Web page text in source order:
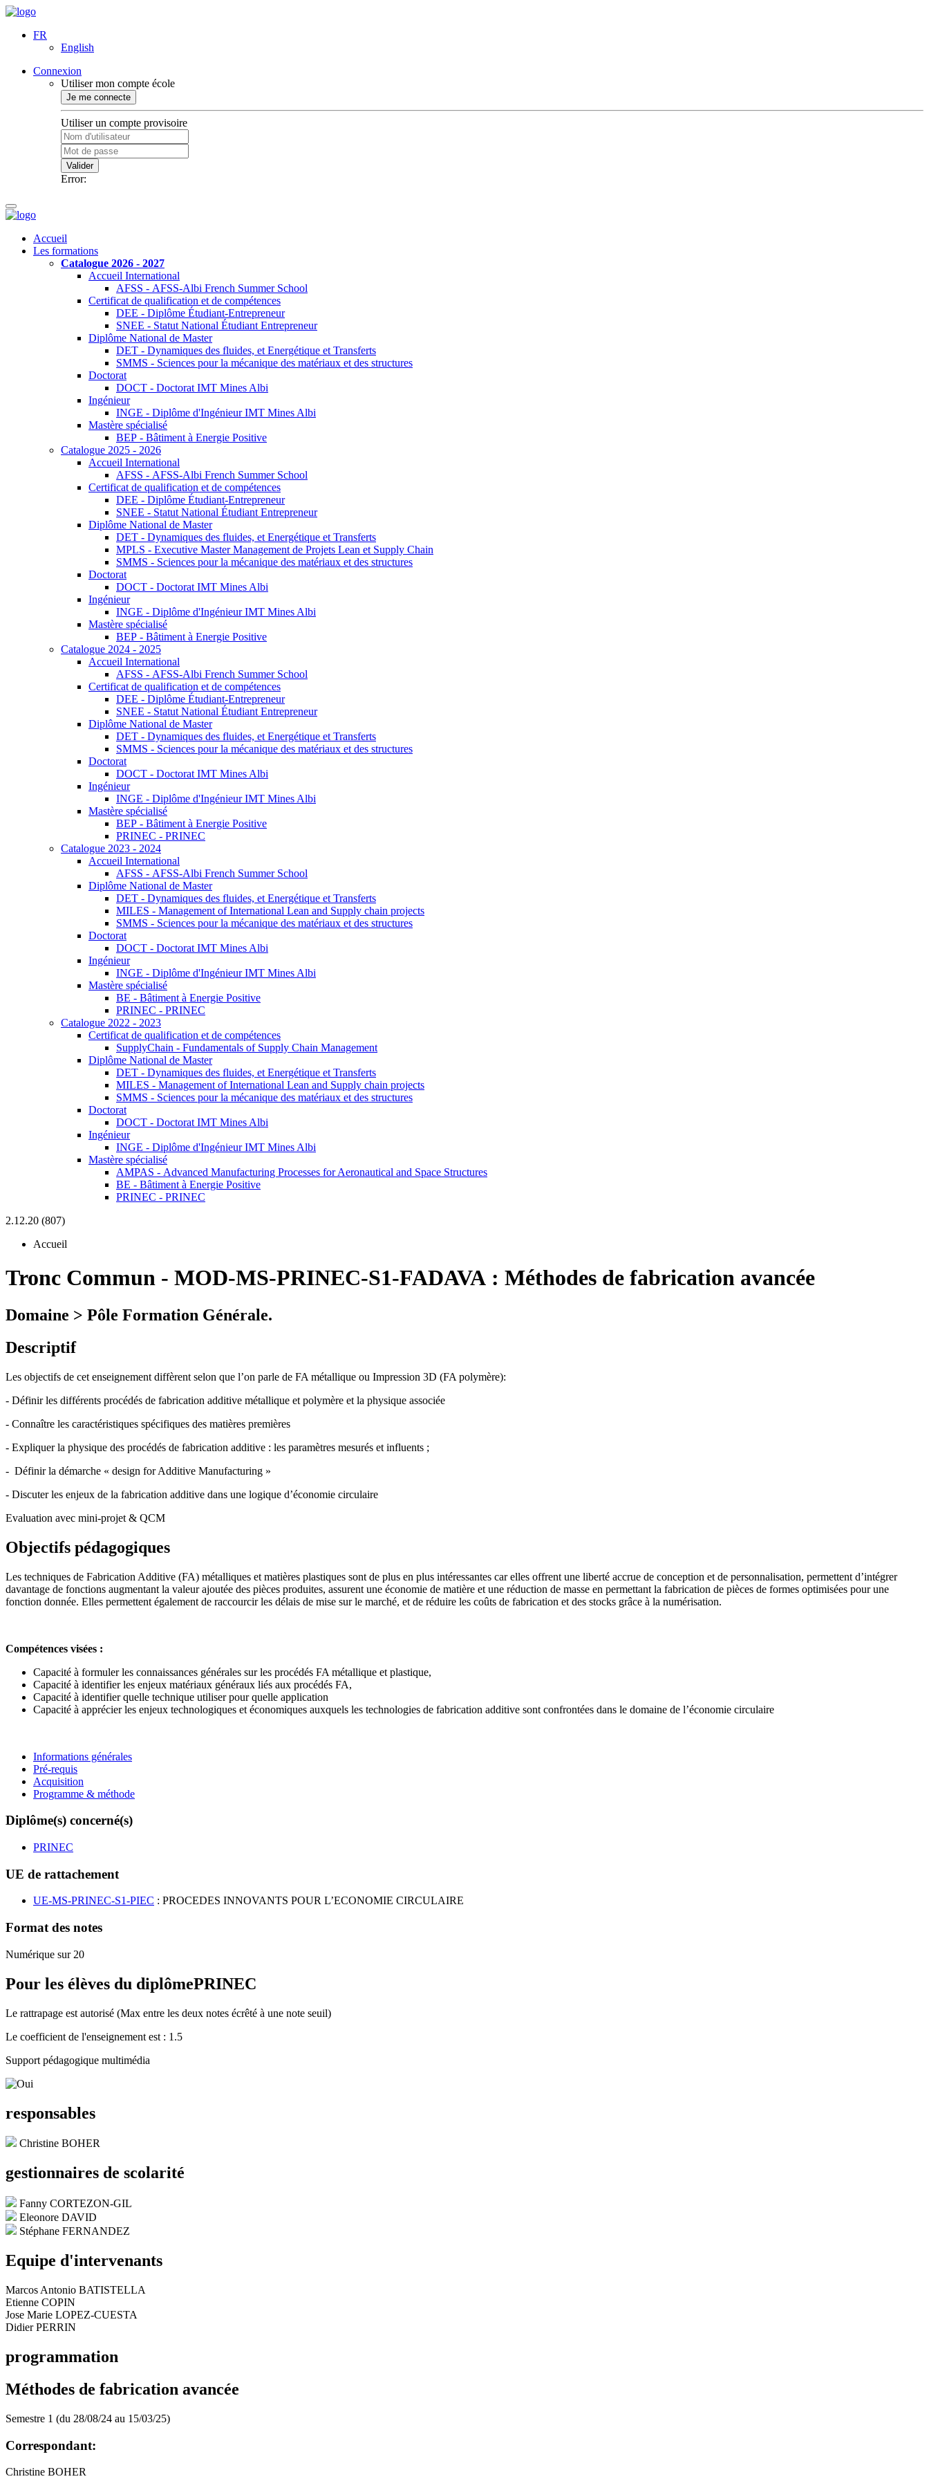
FR
English
Connexion
Utiliser mon compte école
Je me connecte
Utiliser un compte provisoire
Valider
Error:
Accueil
Les formations
Catalogue 2026 - 2027
Accueil International
AFSS - AFSS-Albi French Summer School
Certificat de qualification et de compétences
DEE - Diplôme Étudiant-Entrepreneur
SNEE - Statut National Étudiant Entrepreneur
Diplôme National de Master
DET - Dynamiques des fluides, et Energétique et Transferts
SMMS - Sciences pour la mécanique des matériaux et des structures
Doctorat
DOCT - Doctorat IMT Mines Albi
Ingénieur
INGE - Diplôme d'Ingénieur IMT Mines Albi
Mastère spécialisé
BEP - Bâtiment à Energie Positive
Catalogue 2025 - 2026
Accueil International
AFSS - AFSS-Albi French Summer School
Certificat de qualification et de compétences
DEE - Diplôme Étudiant-Entrepreneur
SNEE - Statut National Étudiant Entrepreneur
Diplôme National de Master
DET - Dynamiques des fluides, et Energétique et Transferts
MPLS - Executive Master Management de Projets Lean et Supply Chain
SMMS - Sciences pour la mécanique des matériaux et des structures
Doctorat
DOCT - Doctorat IMT Mines Albi
Ingénieur
INGE - Diplôme d'Ingénieur IMT Mines Albi
Mastère spécialisé
BEP - Bâtiment à Energie Positive
Catalogue 2024 - 2025
Accueil International
AFSS - AFSS-Albi French Summer School
Certificat de qualification et de compétences
DEE - Diplôme Étudiant-Entrepreneur
SNEE - Statut National Étudiant Entrepreneur
Diplôme National de Master
DET - Dynamiques des fluides, et Energétique et Transferts
SMMS - Sciences pour la mécanique des matériaux et des structures
Doctorat
DOCT - Doctorat IMT Mines Albi
Ingénieur
INGE - Diplôme d'Ingénieur IMT Mines Albi
Mastère spécialisé
BEP - Bâtiment à Energie Positive
PRINEC - PRINEC
Catalogue 2023 - 2024
Accueil International
AFSS - AFSS-Albi French Summer School
Diplôme National de Master
DET - Dynamiques des fluides, et Energétique et Transferts
MILES - Management of International Lean and Supply chain projects
SMMS - Sciences pour la mécanique des matériaux et des structures
Doctorat
DOCT - Doctorat IMT Mines Albi
Ingénieur
INGE - Diplôme d'Ingénieur IMT Mines Albi
Mastère spécialisé
BE - Bâtiment à Energie Positive
PRINEC - PRINEC
Catalogue 2022 - 2023
Certificat de qualification et de compétences
SupplyChain - Fundamentals of Supply Chain Management
Diplôme National de Master
DET - Dynamiques des fluides, et Energétique et Transferts
MILES - Management of International Lean and Supply chain projects
SMMS - Sciences pour la mécanique des matériaux et des structures
Doctorat
DOCT - Doctorat IMT Mines Albi
Ingénieur
INGE - Diplôme d'Ingénieur IMT Mines Albi
Mastère spécialisé
AMPAS - Advanced Manufacturing Processes for Aeronautical and Space Structures
BE - Bâtiment à Energie Positive
PRINEC - PRINEC
2.12.20 (807)
Accueil
Tronc Commun - MOD-MS-PRINEC-S1-FADAVA : Méthodes de fabrication avancée
Domaine > Pôle Formation Générale.
Descriptif
Les objectifs de cet enseignement diffèrent selon que l’on parle de FA métallique ou Impression 3D (FA polymère):
- Définir les différents procédés de fabrication additive métallique et polymère et la physique associée
- Connaître les caractéristiques spécifiques des matières premières
- Expliquer la physique des procédés de fabrication additive : les paramètres mesurés et influents ;
- Définir la démarche « design for Additive Manufacturing »
- Discuter les enjeux de la fabrication additive dans une logique d’économie circulaire
Evaluation avec mini-projet & QCM
Objectifs pédagogiques
Les techniques de Fabrication Additive (FA) métalliques et matières plastiques sont de plus en plus intéressantes car elles offrent une liberté accrue de conception et de personnalisation, permettent d’intégrer
davantage de fonctions augmentant la valeur ajoutée des pièces produites, assurent une économie de matière et une réduction de masse en permettant la fabrication de pièces de formes optimisées pour une
fonction donnée. Elles permettent également de raccourcir les délais de mise sur le marché, et de réduire les coûts de fabrication et des stocks grâce à la numérisation.
Compétences visées :
Capacité à formuler les connaissances générales sur les procédés FA métallique et plastique,
Capacité à identifier les enjeux matériaux généraux liés aux procédés FA,
Capacité à identifier quelle technique utiliser pour quelle application
Capacité à apprécier les enjeux technologiques et économiques auxquels les technologies de fabrication additive sont confrontées dans le domaine de l’économie circulaire
Informations générales
Pré-requis
Acquisition
Programme & méthode
Diplôme(s) concerné(s)
PRINEC
UE de rattachement
UE-MS-PRINEC-S1-PIEC : PROCEDES INNOVANTS POUR L’ECONOMIE CIRCULAIRE
Format des notes
Numérique sur 20
Pour les élèves du diplômePRINEC
Le rattrapage est autorisé (Max entre les deux notes écrêté à une note seuil)
Le coefficient de l'enseignement est : 1.5
Support pédagogique multimédia
responsables
Christine BOHER
gestionnaires de scolarité
Fanny CORTEZON-GIL
Eleonore DAVID
Stéphane FERNANDEZ
Equipe d'intervenants
Marcos Antonio BATISTELLA
Etienne COPIN
Jose Marie LOPEZ-CUESTA
Didier PERRIN
programmation
Méthodes de fabrication avancée
Semestre 1 (du 28/08/24 au 15/03/25)
Correspondant:
Christine BOHER